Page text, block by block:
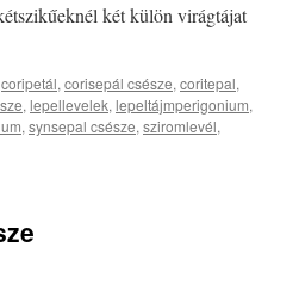
két külön virágtájat
coripetál, corisepál csésze, coritepal,
, lepellevelek, lepeltájmperigonium,
, synsepal csésze, sziromlevél,